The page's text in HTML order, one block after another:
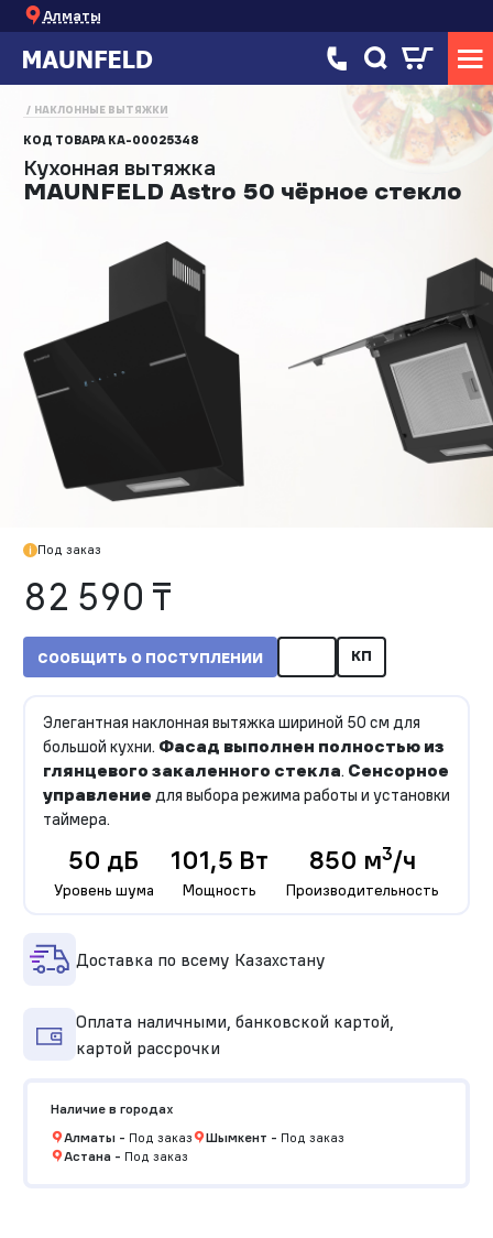
Алматы
НАКЛОННЫЕ ВЫТЯЖКИ
КОД ТОВАРА КА-00025348
Кухонная вытяжка
MAUNFELD Astro 50 чёрное стекло
Под заказ
82 590 ₸
СООБЩИТЬ О ПОСТУПЛЕНИИ КП
Элегантная наклонная вытяжка шириной 50 см для
большой кухни. Фасад выполнен полностью из
глянцевого закаленного стекла. Сенсорное
управление для выбора режима работы и установки
таймера.
50 дБ
Уровень шума
101,5 Вт
Мощность
850 м3/ч
Производительность
Доставка по всему Казахстану
Оплата наличными, банковской картой,
картой рассрочки
Наличие в городах
Алматы- Под заказ Шымкент - Под заказ
Астана- Под заказ